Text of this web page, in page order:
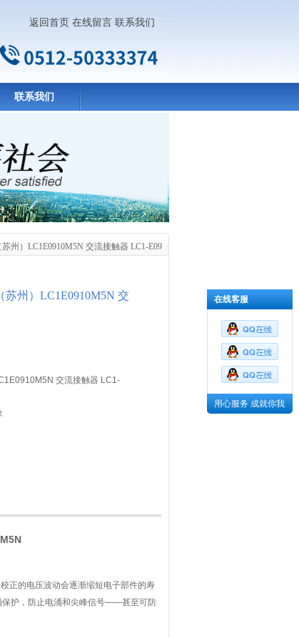
返回首页 在线留言 联系我们
联系我们
州）LC1E0910M5N 交流接触器 LC1-E09
苏州）LC1E0910M5N 交
交流接触器 LC1-
正的电压波动会逐渐缩短电子部件的寿
保护，防止电涌和尖峰信号——甚至可防
在线客服
用心服务 成就你我